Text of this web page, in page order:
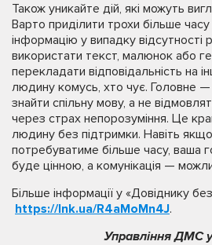
Також уникайте дій, які можуть
Варто приділити трохи більше
інформацію у випадку відсутності
використати текст, малюнок або
перекладати відповідальність на
людину комусь, хто чує. Головне
знайти спільну мову, а не
через страх непорозуміння. Це
людину без підтримки. Навіть
потребуватиме більше часу, ваша
буде цінною, а комунікація —
Більше інформації у «Довіднику
https://lnk.ua/R4aMoMn4J.
Управління ДМС у